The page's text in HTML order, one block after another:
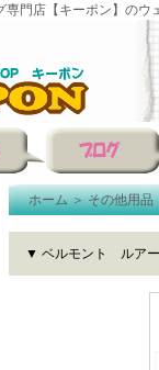
門店【キーポン】のウ
ホーム＞その他用品
▼ ベルモント ルアー